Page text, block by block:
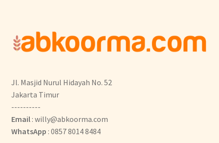
Jl. Masjid Nurul Hidayah No. 52
Jakarta Timur
----------
Email : willy@abkoorma.com
WhatsApp : 0857 8014 8484